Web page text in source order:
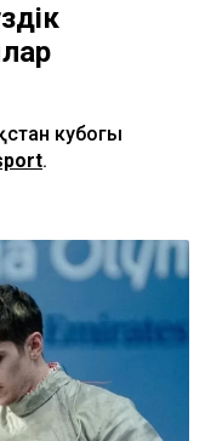
кубогы
.